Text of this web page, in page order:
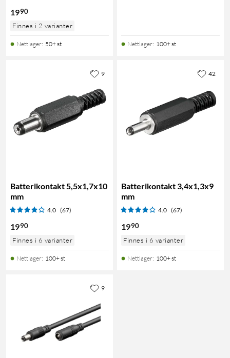
1990
Finnes i 2 varianter
Nettlager: 50+ st Nettlager: 100+ st
Batterikontakt 5,5x1,7x10
mm
4.0 (67)
1990
Finnes i 6 varianter
Nettlager: 100+ st
9
Batterikontakt 3,4x1,3x9
mm
4.0 (67)
1990
Finnes i 6 varianter
Nettlager: 100+ st
42
9